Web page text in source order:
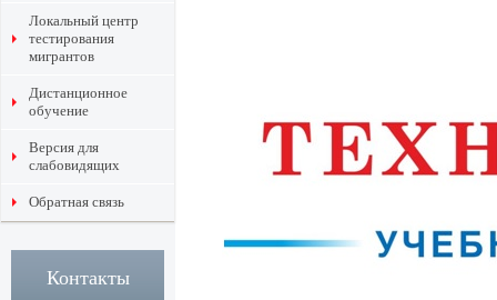
Локальный центр
тестирования
мигрантов
Дистанционное
обучение
Версия для
слабовидящих
Обратная связь
Контакты